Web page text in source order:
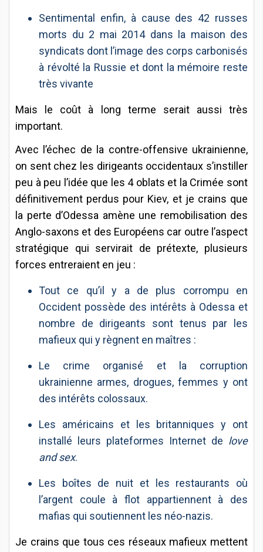
Sentimental enfin, à cause des 42 russes
morts du 2 mai 2014 dans la maison des
syndicats dont l’image des corps carbonisés
à révolté la Russie et dont la mémoire reste
très vivante
Mais le coût à long terme serait aussi très
important.
Avec l’échec de la contre-offensive ukrainienne,
on sent chez les dirigeants occidentaux s’instiller
peu à peu l’idée que les 4 oblats et la Crimée sont
définitivement perdus pour Kiev, et je crains que
la perte d’Odessa amène une remobilisation des
Anglo-saxons et des Européens car outre l’aspect
stratégique qui servirait de prétexte, plusieurs
forces entreraient en jeu :
Tout ce qu’il y a de plus corrompu en
Occident possède des intérêts à Odessa et
nombre de dirigeants sont tenus par les
mafieux qui y règnent en maîtres :
Le crime organisé et la corruption
ukrainienne armes, drogues, femmes y ont
des intérêts colossaux.
Les américains et les britanniques y ont
installé leurs plateformes Internet de love
and sex.
Les boîtes de nuit et les restaurants où
l’argent coule à flot appartiennent à des
mafias qui soutiennent les néo-nazis.
Je crains que tous ces réseaux mafieux mettent